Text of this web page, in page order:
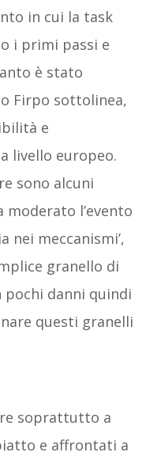
in cui la task
i primi passi e
è stato
Firpo sottolinea,
e
livello europeo.
sono alcuni
moderato l’evento
nei meccanismi’,
granello di
pochi danni quindi
questi granelli
soprattutto a
e affrontati a